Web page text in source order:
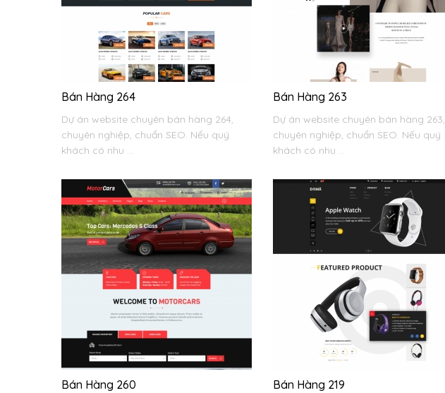
Bán Hàng 264
Dự án website chuyên bán hàng 264,
chuyên nghiệp, chuẩn SEO. Nếu quý
khách có nhu ...
Bán Hàng 263
Dự án website chuyên bán hàng 263,
chuyên nghiệp, chuẩn SEO. Nếu quý
khách có nhu ...
Bán Hàng 260 Bán Hàng 219